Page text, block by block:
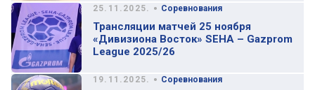
25.11.2025. • Соревнования
Трансляции матчей 25 ноября
«Дивизиона Восток» SEHA – Gazprom
League 2025/26
19.11.2025. • Соревнования